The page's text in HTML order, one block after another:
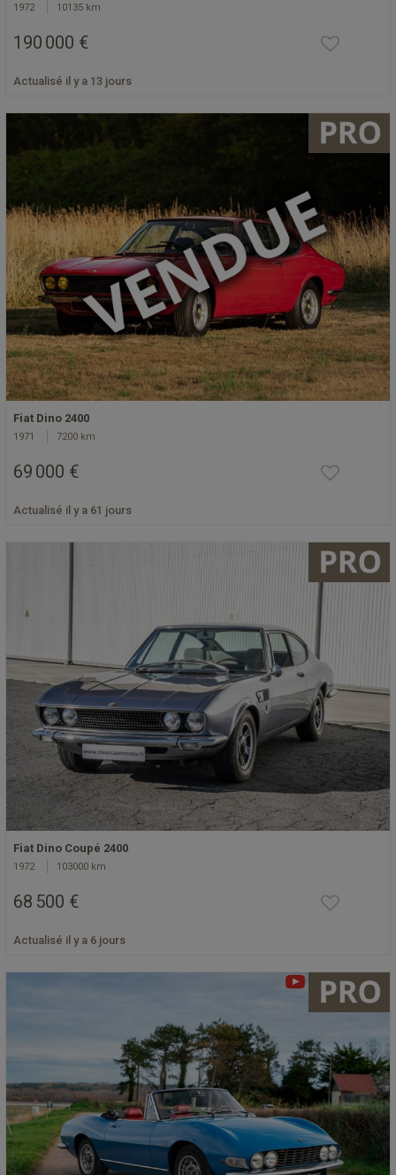
1972 10135 km
190 000 €
Actualisé il y a 13 jours
Fiat Dino 2400
1971 7200 km
69 000 €
Actualisé il y a 61 jours
Fiat Dino Coupé 2400
1972 103000 km
68 500 €
Actualisé il y a 6 jours